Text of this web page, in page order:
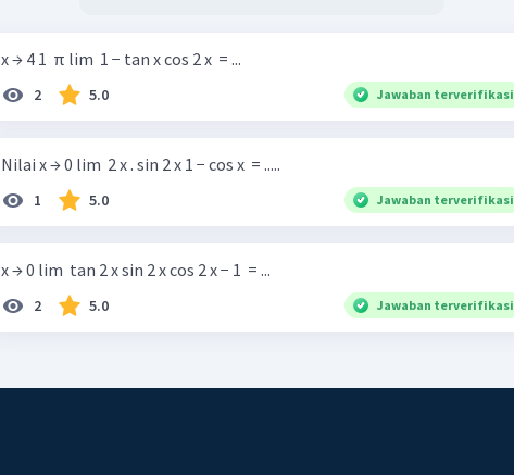
x → 4 1 ​ π lim ​ 1 − tan x cos 2 x ​ = ...
2 5.0 Jawaban terverifikasi
Nilai x → 0 lim ​ 2 x . sin 2 x 1 − cos x ​ = .....
1 5.0 Jawaban terverifikasi
x → 0 lim ​ tan 2 x sin 2 x cos 2 x − 1 ​ = ...
2 5.0 Jawaban terverifikasi